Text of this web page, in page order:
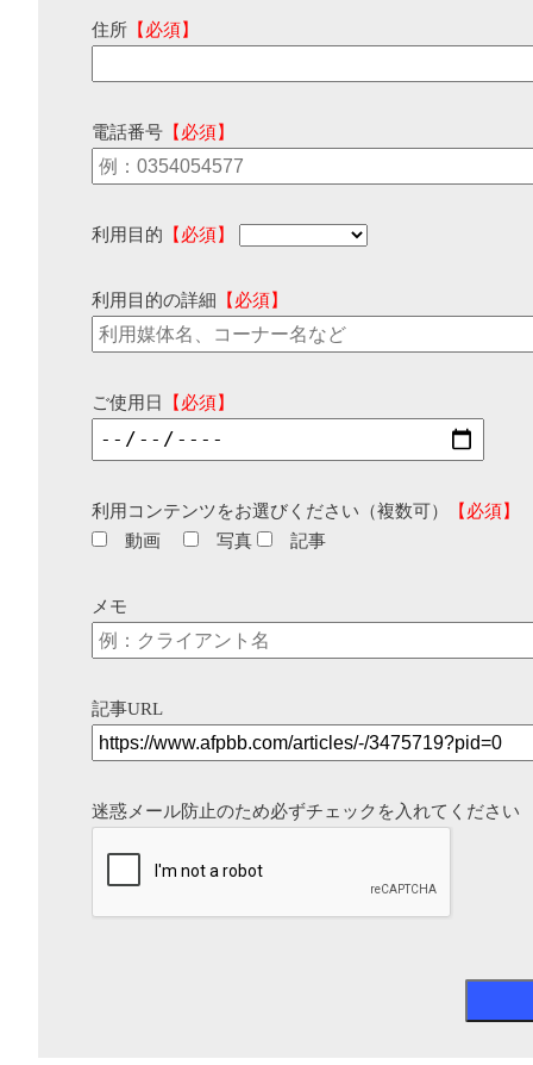
住所 【必須】
電話番号 【必須】
利用目的 【必須】
利用目的の詳細 【必須】
ご使用日 【必須】
利用コンテンツをお選びください（複数可）
【必須】
動画
写真 記事
メモ
記事URL
迷惑メール防止のため必ずチェックを入れてください